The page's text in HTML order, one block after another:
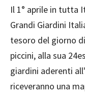
Il 1° aprile in tutta
Grandi Giardini
tesoro del giorno
piccini, alla sua
giardini aderenti
riceveranno una